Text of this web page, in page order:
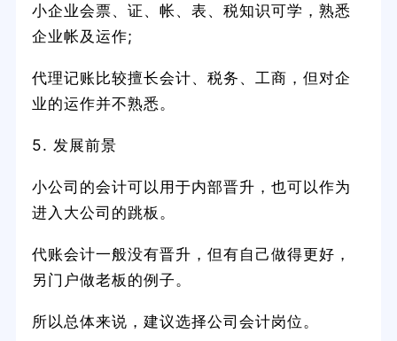
小企业会票、证、帐、表、税知识可学，熟悉
企业帐及运作;
代理记账比较擅长会计、税务、工商，但对企
业的运作并不熟悉。
5. 发展前景
小公司的会计可以用于内部晋升，也可以作为
进入大公司的跳板。
代账会计一般没有晋升，但有自己做得更好，
另门户做老板的例子。
所以总体来说，建议选择公司会计岗位。